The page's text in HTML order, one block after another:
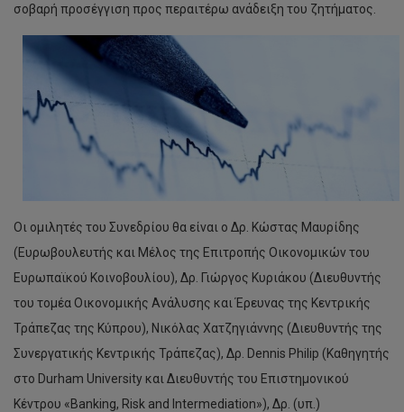
σοβαρή προσέγγιση προς περαιτέρω ανάδειξη του ζητήματος.
Οι ομιλητές του Συνεδρίου θα είναι ο Δρ. Κώστας Μαυρίδης
(Ευρωβουλευτής και Μέλος της Επιτροπής Οικονομικών του
Ευρωπαϊκού Κοινοβουλίου), Δρ. Γιώργος Κυριάκου (Διευθυντής
του τομέα Οικονομικής Ανάλυσης και Έρευνας της Κεντρικής
Τράπεζας της Κύπρου), Νικόλας Χατζηγιάννης (Διευθυντής της
Συνεργατικής Κεντρικής Τράπεζας), Δρ. Dennis Philip (Καθηγητής
στο Durham University και Διευθυντής του Επιστημονικού
Κέντρου «Banking, Risk and Intermediation»), Δρ. (υπ.)